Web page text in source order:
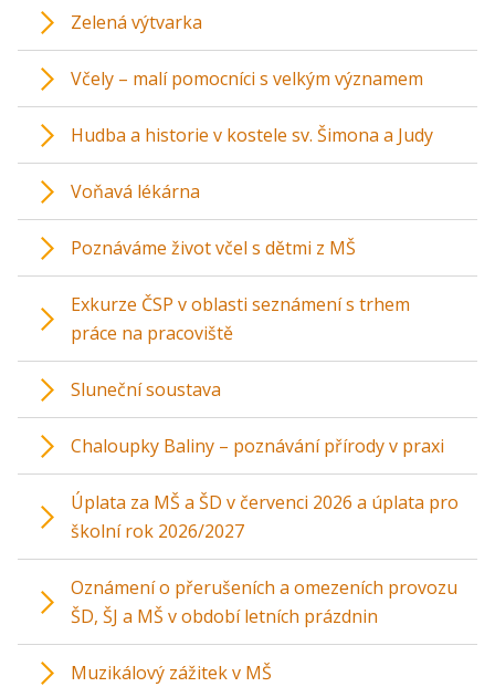
Zelená výtvarka
Včely – malí pomocníci s velkým významem
Hudba a historie v kostele sv. Šimona a Judy
Voňavá lékárna
Poznáváme život včel s dětmi z MŠ
Exkurze ČSP v oblasti seznámení s trhem
práce na pracoviště
Sluneční soustava
Chaloupky Baliny – poznávání přírody v praxi
Úplata za MŠ a ŠD v červenci 2026 a úplata pro
školní rok 2026/2027
Oznámení o přerušeních a omezeních provozu
ŠD, ŠJ a MŠ v období letních prázdnin
Muzikálový zážitek v MŠ